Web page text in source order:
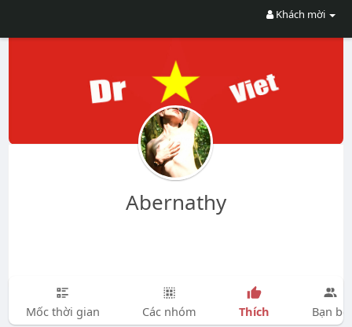
Khách mời
Abernathy
Mốc thời gian Các nhóm Thích Bạn bè